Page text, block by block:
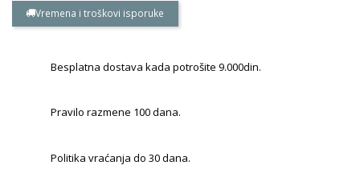
Vremena i troškovi isporuke
Besplatna dostava kada potrošite 9.000din.
Pravilo razmene 100 dana.
Politika vraćanja do 30 dana.